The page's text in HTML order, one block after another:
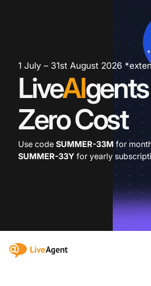
1 July – 31st August 2026
LiveAI
Zero Cost
Use code SUMMER-33M for
SUMMER-33Y for yearly
:site.title